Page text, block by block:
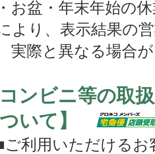
お盆・年末年始の
より、表示結果の
際と異なる場合が
コンビニ等の取
いて】
利用いただけるお